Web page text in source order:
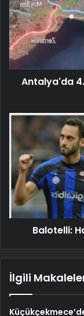
Antalya'da 4.
Balotelli:
İlgili